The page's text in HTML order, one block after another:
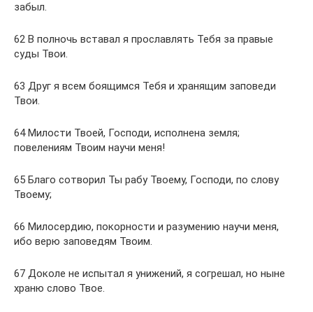
забыл.
62 В полночь вставал я прославлять Тебя за правые
суды Твои.
63 Друг я всем боящимся Тебя и хранящим заповеди
Твои.
64 Милости Твоей, Господи, исполнена земля;
повелениям Твоим научи меня!
65 Благо сотворил Ты рабу Твоему, Господи, по слову
Твоему;
66 Милосердию, покорности и разумению научи меня,
ибо верю заповедям Твоим.
67 Доколе не испытал я унижений, я согрешал, но ныне
храню слово Твое.